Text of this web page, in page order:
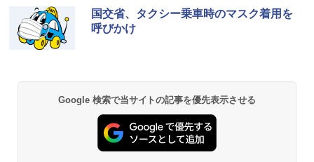
国交省、タクシー乗車時のマスク着用を
呼びかけ
Google 検索で当サイトの記事を優先表示させる